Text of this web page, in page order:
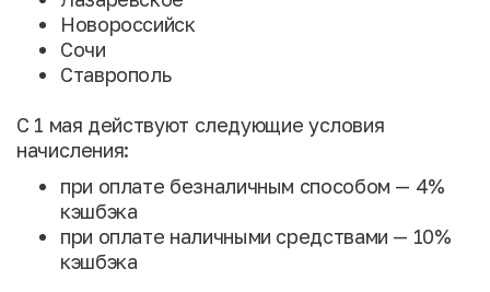
Новороссийск
Сочи
Ставрополь
С 1 мая действуют следующие условия
начисления:
при оплате безналичным способом — 4%
кэшбэка
при оплате наличными средствами — 10%
кэшбэка